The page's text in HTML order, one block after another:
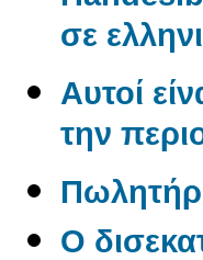
σε
Αυτοί
την
O